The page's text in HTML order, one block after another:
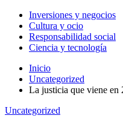
Inversiones y negocios
Cultura y ocio
Responsabilidad social
Ciencia y tecnología
Inicio
Uncategorized
La justicia que viene en
Uncategorized